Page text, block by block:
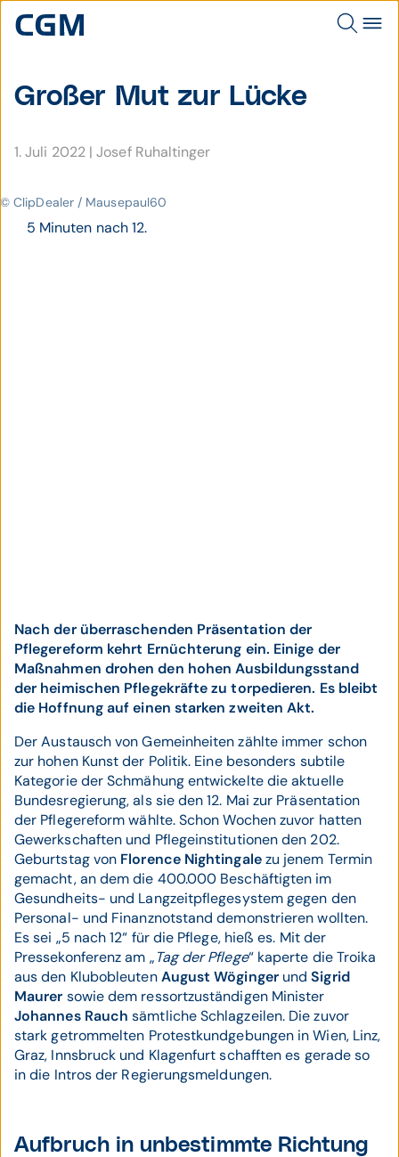
Großer Mut zur Lücke
1. Juli 2022 |Josef Ruhaltinger
© ClipDealer / Mausepaul60
5 Minuten nach 12.
Nach der überraschenden Präsentation der
Pflegereform kehrt Ernüchterung ein. Einige der
Maßnahmen drohen den hohen Ausbildungsstand
der heimischen Pflegekräfte zu torpedieren. Es bleibt
die Hoffnung auf einen starken zweiten Akt.
Der Austausch von Gemeinheiten zählte immer schon
zur hohen Kunst der Politik. Eine besonders subtile
Kategorie der Schmähung entwickelte die aktuelle
Bundesregierung, als sie den 12. Mai zur Präsentation
der Pflegereform wählte. Schon Wochen zuvor hatten
Gewerkschaften und Pflegeinstitutionen den 202.
Geburtstag von Florence Nightingalezu jenem Termin
gemacht, an dem die 400.000 Beschäftigten im
Gesundheits- und Langzeitpflegesystem gegen den
Personal- und Finanznotstand demonstrieren wollten.
Es sei „5 nach 12“ für die Pflege, hieß es. Mit der
Pressekonferenz am „Tag der Pflege“ kaperte die Troika
aus den KlubobleutenAugust Wöginger undSigrid
Maurer sowie dem ressortzuständigen Minister
Johannes Rauch sämtliche Schlagzeilen. Die zuvor
stark getrommelten Protestkundgebungen in Wien, Linz,
Graz, Innsbruck und Klagenfurt schafften es gerade so
in die Intros der Regierungsmeldungen.
Aufbruch in unbestimmte Richtung